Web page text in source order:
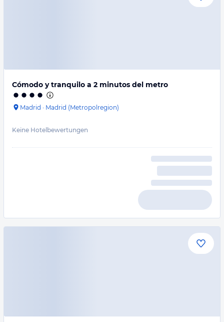
Cómodo y tranquilo a 2 minutos del metro
Madrid · Madrid (Metropolregion)
Keine Hotelbewertungen